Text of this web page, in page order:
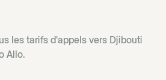
les tarifs d'appels vers Djibouti
Allo.